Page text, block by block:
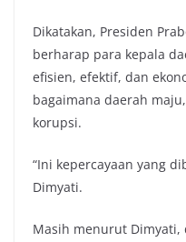
Dikatakan, Presiden
berharap para kepala
efisien, efektif, dan
bagaimana daerah
korupsi.
“Ini kepercayaan yang
Dimyati.
Masih menurut